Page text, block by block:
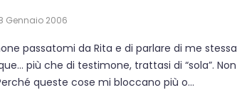
Gennaio 2006
passatomi da Rita e di parlare di me stessa
più che di testimone, trattasi di “sola”. Non
queste cose mi bloccano più o...